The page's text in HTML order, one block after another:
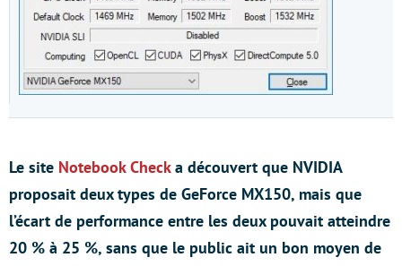
Le site Notebook Checka découvert que NVIDIA
proposait deux types de GeForce MX150, mais que
l’écart de performance entre les deux pouvait atteindre
20 % à 25 %, sans que le public ait un bon moyen de